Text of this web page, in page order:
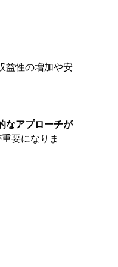
益性の増加や安
なアプローチが
要になりま